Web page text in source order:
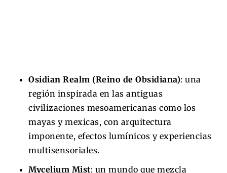
Osidian Realm (Reino de Obsidiana): una
región inspirada en las antiguas
civilizaciones mesoamericanas como los
mayas y mexicas, con arquitectura
imponente, efectos lumínicos y experiencias
multisensoriales.
Mycelium Mist: un mundo que mezcla